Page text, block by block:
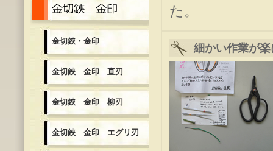
金切鋏・金印
金切鋏 金印 直刃
金切鋏 金印 柳刃
金切鋏 金印 エグリ刃
た。
細かい作業が